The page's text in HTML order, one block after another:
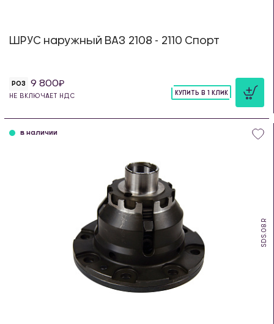
ШРУС наружный ВАЗ 2108 - 2110 Спорт
РОЗ 9 800
НЕ ВКЛЮЧАЕТ НДС
КУПИТЬ В 1 КЛИК
SDS.08.R
в наличии